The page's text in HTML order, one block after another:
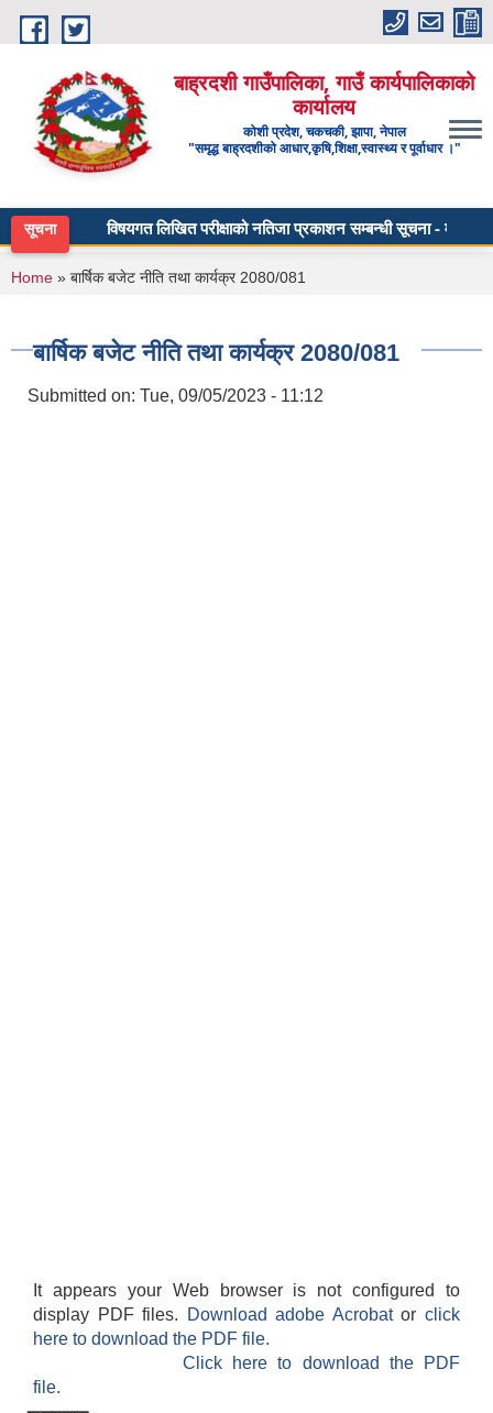
Skip to main content
बाह्रदशी गाउँपालिका, गाउँ कार्यपालिकाको
कार्यालय
कोशी प्रदेश, चकचकी, झापा, नेपाल
"समृद्ध बाह्रदशीको आधार,कृषि,शिक्षा,स्वास्थ्य र पूर्वाधार ।"
सूचना विषयगत लिखित परीक्षाको नतिजा प्रकाशन सम्बन्धी सूचना - माध्यमिक
You are here
Home » बार्षिक बजेट नीति तथा कार्यक्र 2080/081
बार्षिक बजेट नीति तथा कार्यक्र 2080/081
Submitted on: Tue, 09/05/2023 - 11:12
It appears your Web browser is not configured to
display PDF files.
Download adobe Acrobatorclick
here to download the PDF file.
Click here to download the PDF
file.